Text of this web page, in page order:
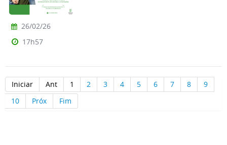
26/02/26
17h57
Iniciar Ant 1 2 3 4 5 6 7 8
9
10
Próx Fim